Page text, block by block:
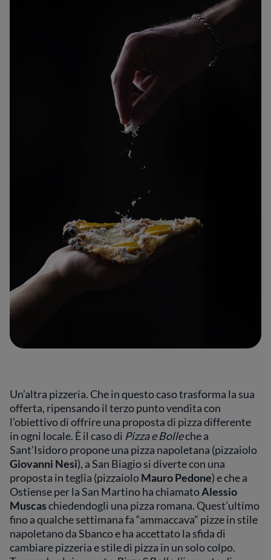
Un’altra pizzeria. Che in questo caso trasforma la sua
offerta, ripensando il terzo punto vendita con
l’obiettivo di offrire una proposta di pizza differente
in ogni locale. È il caso di Pizza e Bolleche a
Sant’Isidoro propone una pizza napoletana (pizzaiolo
Giovanni Nesi), a San Biagio si diverte con una
proposta in teglia (pizzaioloMauro Pedone) e che a
Ostiense per la San Martino ha chiamatoAlessio
Muscaschiedendogli una pizza romana. Quest’ultimo
fino a qualche settimana fa “ammaccava” pizze in stile
napoletano da Sbanco e ha accettato la sfida di
cambiare pizzeria e stile di pizza in un solo colpo.